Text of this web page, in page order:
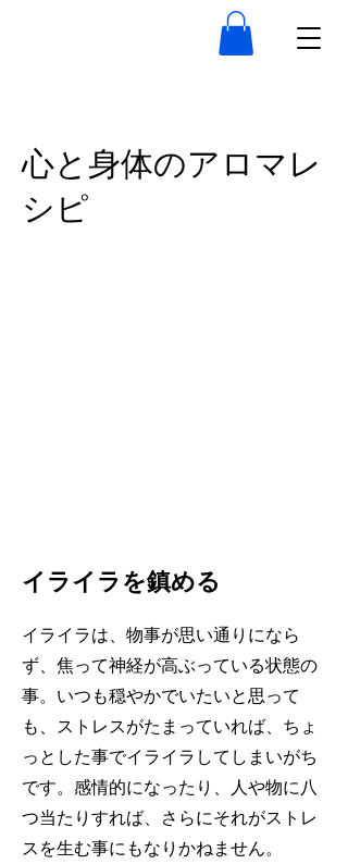
心と身体のアロマレ
シピ
イライラを鎮める
イライラは、物事が思い通りになら
ず、焦って神経が高ぶっている状態の
事。いつも穏やかでいたいと思って
も、ストレスがたまっていれば、ちょ
っとした事でイライラしてしまいがち
です。感情的になったり、人や物に八
つ当たりすれば、さらにそれがストレ
スを生む事にもなりかねません。